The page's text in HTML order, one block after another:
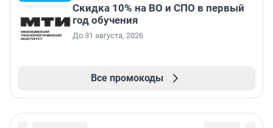
Скидка 10% на ВО и СПО в первый
год обучения
До 31 августа, 2026
Все промокоды